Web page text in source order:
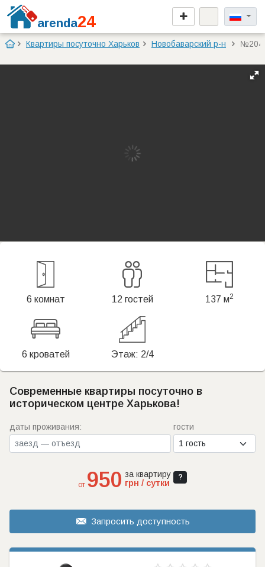
arenda24
Квартиры посуточно Харьков Новобаварский р-н
6 комнат 12 гостей 137 м2
6 кроватей Этаж: 2/4
Современные квартиры посуточно в
историческом центре Харькова!
даты проживания: гости
от 950 за квартиру
грн / сутки
?
Запросить доступность